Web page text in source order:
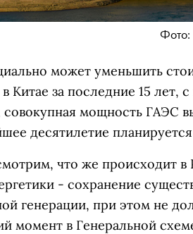
Фото:
может уменьшить
Китае за последние 15 лет,
совокупная мощность ГАЭС
десятилетие
что же происходит в
- сохранение
генерации, при этом не
момент в Генеральной